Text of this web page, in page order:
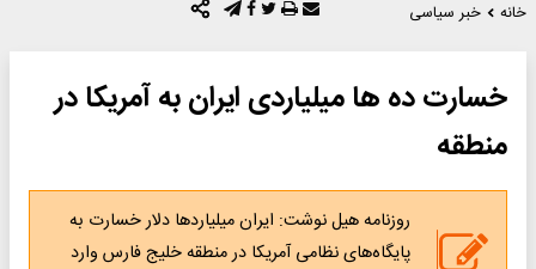
خانه
خبر سیاسی
خسارت ده ها میلیاردی ایران به آمریکا در
منطقه
روزنامه هیل نوشت: ایران میلیاردها دلار خسارت به
پایگاه‌های نظامی آمریکا در منطقه خلیج فارس وارد